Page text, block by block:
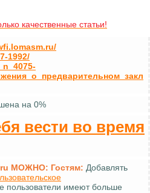
качественные статьи!
1992/
на 0%
вести во время
МОЖНО: Гостям: Добавлять
пользователи имеют больше